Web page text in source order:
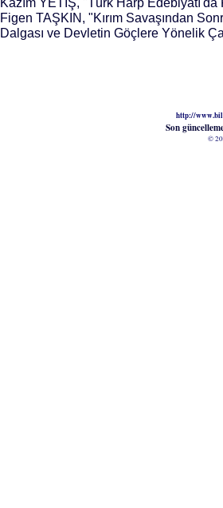
Figen TAŞKIN, "Kırım Savaşından
Dalgası ve Devletin Göçlere Yönelik
http://
Son
©